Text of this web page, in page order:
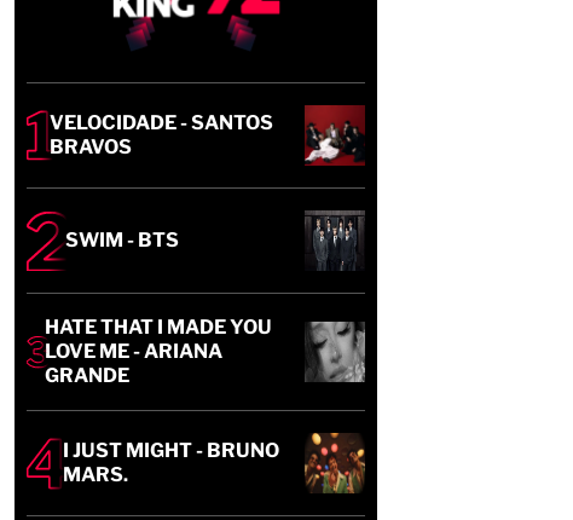
VELOCIDADE - SANTOS
BRAVOS
SWIM - BTS
HATE THAT I MADE YOU
LOVE ME - ARIANA
GRANDE
I JUST MIGHT - BRUNO
MARS.